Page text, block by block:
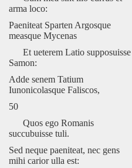
arma loco:
Paeniteat Sparten Argosque
measque Mycenas
Et ueterem Latio supposuisse
Samon:
Adde senem Tatium
Iunonicolasque Faliscos,
50
Quos ego Romanis
succubuisse tuli.
Sed neque paeniteat, nec gens
mihi carior ulla est: